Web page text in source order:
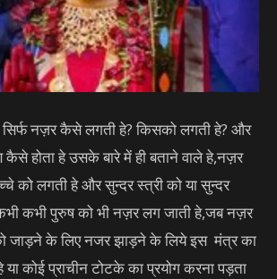
नज़र कैसे लगती हे? किसको लगती हे? और
कैसे होता हे उसके बारे में ही बताने वाले हे,नज़र
को लगती हे और सुन्दर स्त्री को या सुन्दर
कभी पुरुष को भी नज़र लग जाती हे,जब नज़र
जाड़ने के लिए नजर झाड़ने के लिये इस मंत्र का
या कोई प्राचीन टोटके का प्रयोग करना पड़ता